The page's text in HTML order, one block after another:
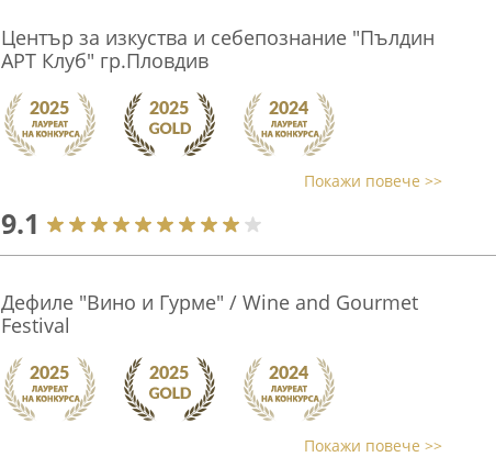
Център за изкуства и себепознание "Пълдин
АРТ Клуб" гр.Пловдив
Покажи повече >>
9.1
Дефиле "Вино и Гурме" / Wine and Gourmet
Festival
Покажи повече >>